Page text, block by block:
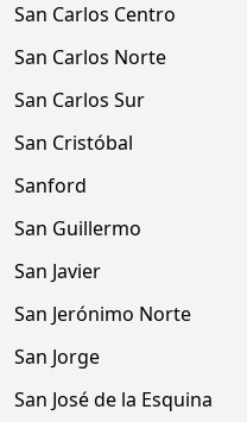
San Carlos Centro
San Carlos Norte
San Carlos Sur
San Cristóbal
Sanford
San Guillermo
San Javier
San Jerónimo Norte
San Jorge
San José de la Esquina